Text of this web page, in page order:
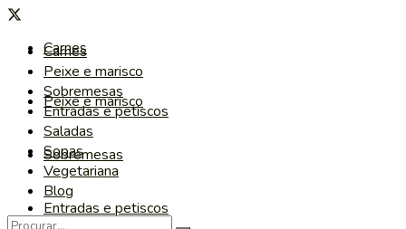
Carnes
Peixe e marisco
Sobremesas
Entradas e petiscos
Carnes
Peixe e marisco
Sobremesas
Entradas e petiscos
Saladas
Sopas
Vegetariana
Blog